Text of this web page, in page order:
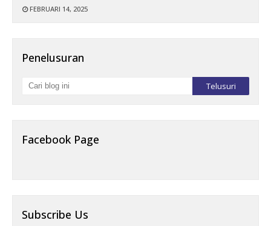
FEBRUARI 14, 2025
Penelusuran
Facebook Page
Subscribe Us